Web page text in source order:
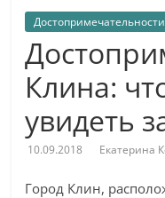
Достопримечательности
Клина:
увидеть
10.09.2018 Екатерина
Город Клин,